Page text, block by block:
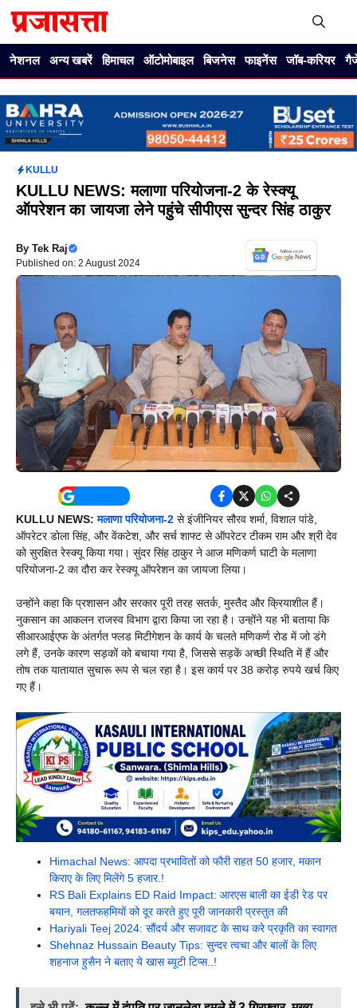
नेशनल अन्य खबरें हिमाचल ऑटोमोबाइल बिजनेस फाइनेंस जॉब-करियर
KULLU
KULLU NEWS: मलाणा परियोजना-2 के रेस्क्यू
ऑपरेशन का जायजा लेने पहुंचे सीपीएस सुन्दर सिंह ठाकुर
By Tek Raj
Published on: 2 August 2024
KULLU NEWS:मलाणा परियोजना-2 से इंजीनियर सौरव शर्मा, विशाल पांडे,
ऑपरेटर डोला सिंह, और वेंकटेश, और सर्च शाफ्ट से ऑपरेटर टीकम राम और श्री देव
को सुरक्षित रेस्क्यू किया गया। सुंदर सिंह ठाकुर ने आज मणिकर्ण घाटी के मलाणा
परियोजना-2 का दौरा कर रेस्क्यू ऑपरेशन का जायजा लिया।
उन्होंने कहा कि प्रशासन और सरकार पूरी तरह सतर्क, मुस्तैद और क्रियाशील हैं।
नुकसान का आकलन राजस्व विभाग द्वारा किया जा रहा है। उन्होंने यह भी बताया कि
सीआरआईएफ के अंतर्गत फ्लड मिटीगेशन के कार्य के चलते मणिकर्ण रोड में जो डंगे
लगे हैं, उनके कारण सड़कों को बचाया गया है, जिससे सड़कें अच्छी स्थिति में हैं और
तोष तक यातायात सुचारू रूप से चल रहा है। इस कार्य पर 38 करोड़ रुपये खर्च किए
गए हैं।
Himachal News: आपदा प्रभावितों को फौरी राहत 50 हजार, मकान
किराए के लिए मिलेंगे 5 हजार.!
RS Bali Explains ED Raid Impact: आरएस बाली का ईडी रेड पर
बयान, गलतफहमियों को दूर करते हुए पूरी जानकारी प्रस्तुत की
Hariyali Teej 2024: सौंदर्य और सजावट के साथ करे प्रकृति का स्वागत
Shehnaz Hussain Beauty Tips: सुन्दर त्वचा और बालों के लिए
शहनाज हुसैन ने बताए ये खास ब्यूटी टिप्स..!